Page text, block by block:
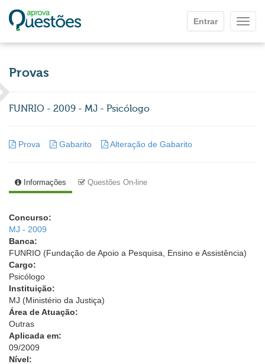
Entrar
Provas
FUNRIO - 2009 - MJ - Psicólogo
Prova Gabarito Alteração de Gabarito
Informações Questões On-line
Concurso:
MJ - 2009
Banca:
FUNRIO (Fundação de Apoio a Pesquisa, Ensino e Assistência)
Cargo:
Psicólogo
Instituição:
MJ (Ministério da Justiça)
Área de Atuação:
Outras
Aplicada em:
09/2009
Nível: